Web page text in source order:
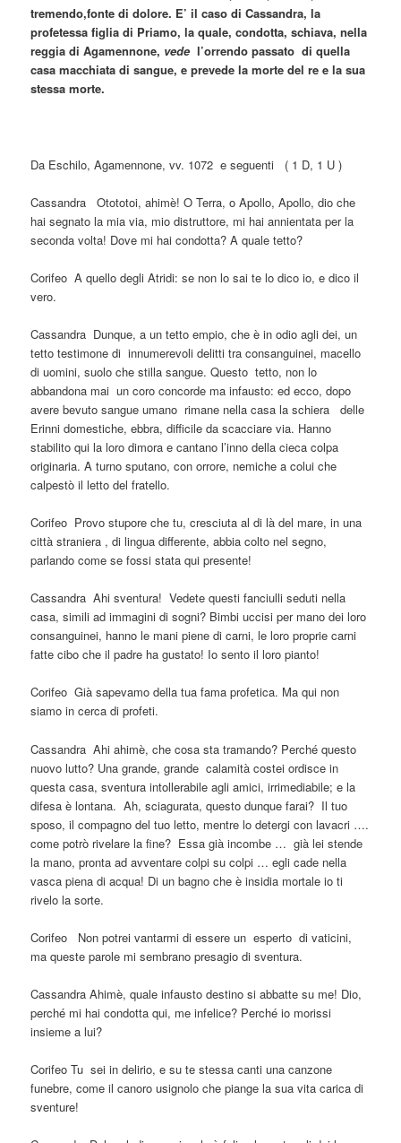
tremendo,fonte di dolore. E’ il caso di Cassandra, la
profetessa figlia di Priamo, la quale, condotta, schiava, nella
reggia di Agamennone, vede l’orrendo passato di quella
casa macchiata di sangue, e prevede la morte del re e la sua
stessa morte.
Da Eschilo, Agamennone, vv. 1072 e seguenti ( 1 D, 1 U )
Cassandra Otototoi, ahimè! O Terra, o Apollo, Apollo, dio che
hai segnato la mia via, mio distruttore, mi hai annientata per la
seconda volta! Dove mi hai condotta? A quale tetto?
Corifeo A quello degli Atridi: se non lo sai te lo dico io, e dico il
vero.
Cassandra Dunque, a un tetto empio, che è in odio agli dei, un
tetto testimone di innumerevoli delitti tra consanguinei, macello
di uomini, suolo che stilla sangue. Questo tetto, non lo
abbandona mai un coro concorde ma infausto: ed ecco, dopo
avere bevuto sangue umano rimane nella casa la schiera delle
Erinni domestiche, ebbra, difficile da scacciare via. Hanno
stabilito qui la loro dimora e cantano l’inno della cieca colpa
originaria. A turno sputano, con orrore, nemiche a colui che
calpestò il letto del fratello.
Corifeo Provo stupore che tu, cresciuta al di là del mare, in una
città straniera , di lingua differente, abbia colto nel segno,
parlando come se fossi stata qui presente!
Cassandra Ahi sventura! Vedete questi fanciulli seduti nella
casa, simili ad immagini di sogni? Bimbi uccisi per mano dei loro
consanguinei, hanno le mani piene di carni, le loro proprie carni
fatte cibo che il padre ha gustato! Io sento il loro pianto!
Corifeo Già sapevamo della tua fama profetica. Ma qui non
siamo in cerca di profeti.
Cassandra Ahi ahimè, che cosa sta tramando? Perché questo
nuovo lutto? Una grande, grande calamità costei ordisce in
questa casa, sventura intollerabile agli amici, irrimediabile; e la
difesa è lontana. Ah, sciagurata, questo dunque farai? Il tuo
sposo, il compagno del tuo letto, mentre lo detergi con lavacri ….
come potrò rivelare la fine? Essa già incombe … già lei stende
la mano, pronta ad avventare colpi su colpi … egli cade nella
vasca piena di acqua! Di un bagno che è insidia mortale io ti
rivelo la sorte.
Corifeo Non potrei vantarmi di essere un esperto di vaticini,
ma queste parole mi sembrano presagio di sventura.
Cassandra Ahimè, quale infausto destino si abbatte su me! Dio,
perché mi hai condotta qui, me infelice? Perché io morissi
insieme a lui?
Corifeo Tu sei in delirio, e su te stessa canti una canzone
funebre, come il canoro usignolo che piange la sua vita carica di
sventure!